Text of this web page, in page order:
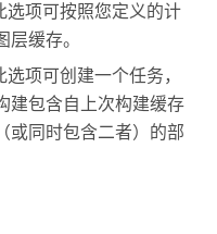
选项可按照您定义的计
缓存。
选项可创建一个任务，
建包含自上次构建缓存
或同时包含二者）的部